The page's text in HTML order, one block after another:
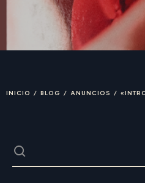
INICIO / BLOG / ANUNCIOS /